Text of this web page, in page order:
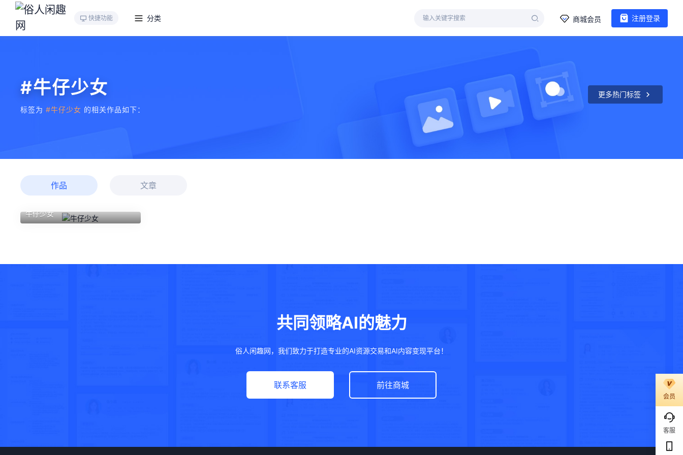
快捷功能 分类 商城会员 注册登录
#牛仔少女
标签为 #牛仔少女 的相关作品如下：
更多热门标签
作品 文章
牛仔少女
共同领略AI的魅力
俗人闲趣网，我们致力于打造专业的AI资源交易和AI内容变现平台！
联系客服 前往商城
会员
客服